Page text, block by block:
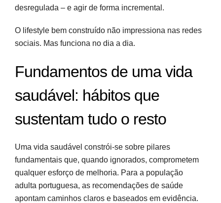
desregulada – e agir de forma incremental.
O lifestyle bem construído não impressiona nas redes
sociais. Mas funciona no dia a dia.
Fundamentos de uma vida
saudável: hábitos que
sustentam tudo o resto
Uma vida saudável constrói-se sobre pilares
fundamentais que, quando ignorados, comprometem
qualquer esforço de melhoria. Para a população
adulta portuguesa, as recomendações de saúde
apontam caminhos claros e baseados em evidência.